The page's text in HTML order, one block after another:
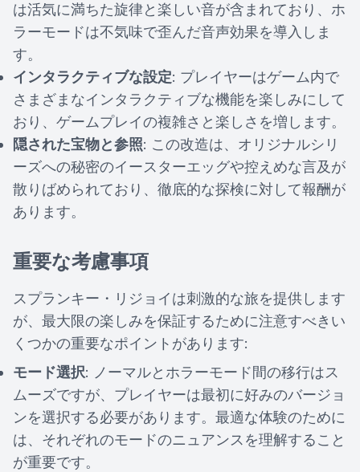
は活気に満ちた旋律と楽しい音が含まれており、ホ
ラーモードは不気味で歪んだ音声効果を導入しま
す。
インタラクティブな設定: プレイヤーはゲーム内で
さまざまなインタラクティブな機能を楽しみにして
おり、ゲームプレイの複雑さと楽しさを増します。
隠された宝物と参照: この改造は、オリジナルシリ
ーズへの秘密のイースターエッグや控えめな言及が
散りばめられており、徹底的な探検に対して報酬が
あります。
重要な考慮事項
スプランキー・リジョイは刺激的な旅を提供します
が、最大限の楽しみを保証するために注意すべきい
くつかの重要なポイントがあります:
モード選択: ノーマルとホラーモード間の移行はス
ムーズですが、プレイヤーは最初に好みのバージョ
ンを選択する必要があります。最適な体験のために
は、それぞれのモードのニュアンスを理解すること
が重要です。